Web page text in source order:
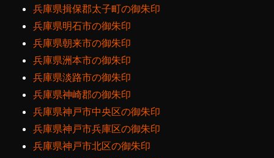
兵庫県揖保郡太子町の御朱印
兵庫県明石市の御朱印
兵庫県朝来市の御朱印
兵庫県洲本市の御朱印
兵庫県淡路市の御朱印
兵庫県神崎郡の御朱印
兵庫県神戸市中央区の御朱印
兵庫県神戸市兵庫区の御朱印
兵庫県神戸市北区の御朱印